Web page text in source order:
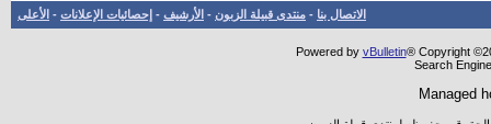
الاتصال بنا - منتدى قبيلة الزبون - الأرشيف - إحصائيات الإعلانات - الأعلى
Powered by vBulletin® Copyright
Search
Managed